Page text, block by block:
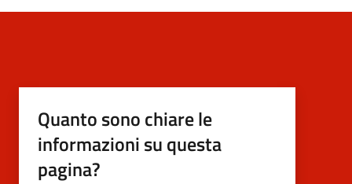
Quanto sono chiare le
informazioni su questa
pagina?